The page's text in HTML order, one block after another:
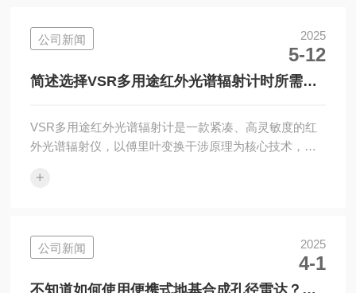
公司新闻 2025
5-12
简述选择VSR多用途红外光谱辐射计时所需要
VSR多用途红外光谱辐射计是一款紧凑、高灵敏度的红
外光谱辐射仪，以傅里叶变换干涉原理为核心技术，具
机载等多种应用场景。以下是选择VSR多用途红外光谱
范围是否符合您的需求。不同的应用场合可能要求不同
的波长范围，因此选择覆盖所需波段的红外光谱辐射计
非常重要。此外，高分辨率能够提供更精细的光谱信
+
公司新闻 2025
4-1
不知道如何使用便携式地基合成孔径雷达？进